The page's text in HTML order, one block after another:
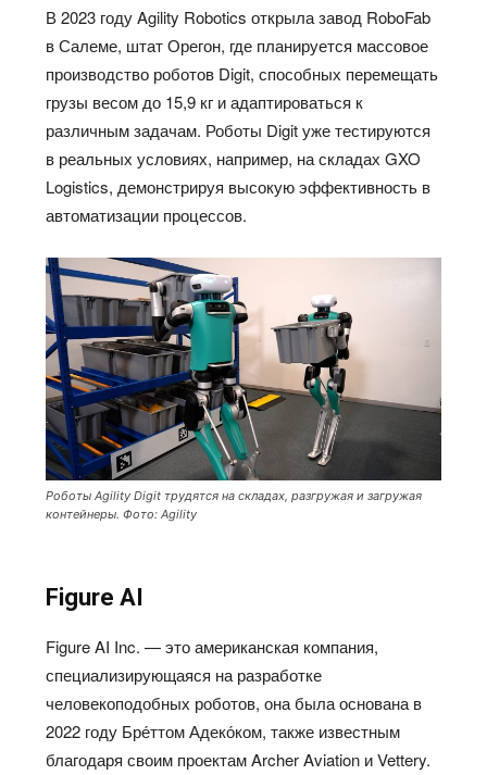
В 2023 году Agility Robotics открыла завод RoboFab
в Салеме, штат Орегон, где планируется массовое
производство роботов Digit, способных перемещать
грузы весом до 15,9 кг и адаптироваться к
различным задачам. Роботы Digit уже тестируются
в реальных условиях, например, на складах GXO
Logistics, демонстрируя высокую эффективность в
автоматизации процессов.
Роботы Agility Digit трудятся на складах, разгружая и загружая
контейнеры. Фото: Agility
Figure AI
Figure AI Inc. — это американская компания,
специализирующаяся на разработке
человекоподобных роботов, она была основана в
2022 году Бре́ттом Адеко́ком, также известным
благодаря своим проектам Archer Aviation и Vettery.